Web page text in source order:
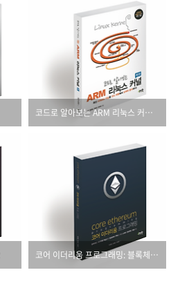
코드로 알아보는 ARM 리눅스 커널(제2판)
코어 이더리움 프로그래밍: 블록체인, 이더리움 핵심에서 암호화폐 구축을 위한 스마트 컨트랙트 개발까지